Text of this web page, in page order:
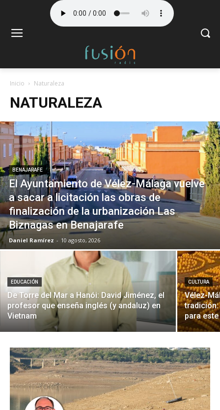
Inicio Naturaleza
NATURALEZA
BENAJARAFE
El Ayuntamiento de Vélez-Málaga vuelve
a sacar a licitación las obras de
finalización de la urbanización Las
Biznagas en Benajarafe
Daniel Ramírez - 10 agosto, 2026
EDUCACIÓN
De Torre del Mar a Hanói: David Jiménez, el
profesor que enseña inglés (y andaluz) en
Vietnam
CULTURA
Vélez-
para